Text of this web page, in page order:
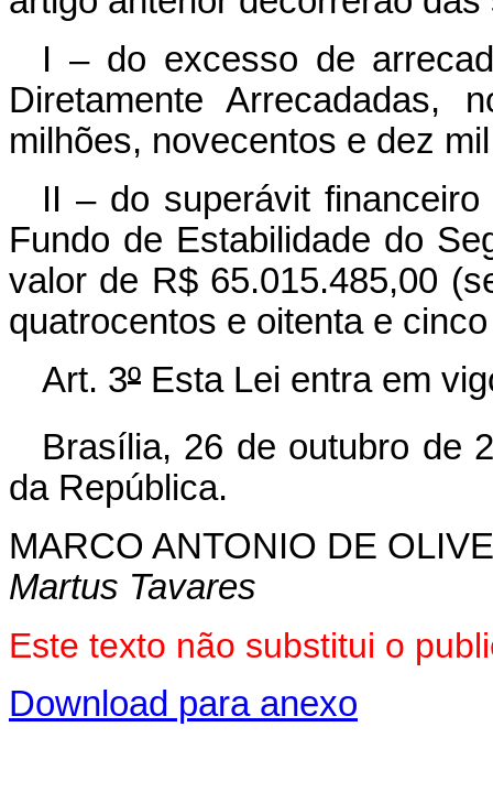
I – do excesso de
Diretamente Arrecadadas,
milhões, novecentos e dez
II – do superávit
Fundo de Estabilidade do
valor de R$ 65.015.485,00
quatrocentos e oitenta e
Art. 3º Esta Lei entra em
Brasília, 26 de outubro de
da República.
MARCO ANTONIO DE
Martus Tavares
Este texto não substitui o
Download para anexo